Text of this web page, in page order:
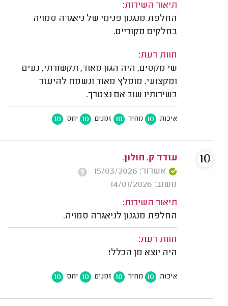
תיאור השירות:
החלפת מנגנון פנימי של ניאגרה סמויה
בחלקים מקוריים.
חוות דעת:
שי מקסים, היה הגון מאוד, תקשורתי, נעים
ומקצועי. מומלץ מאוד ונשמח להיעזר
בשירותיו שוב אם נצטרך.
איכות 10 מחיר 10 זמנים 10 יחס 10
עודד ק. חולון.
אשרור: 15/03/2026
משוב: 14/01/2026
תיאור השירות:
החלפת מנגנון לניאגרה סמויה.
חוות דעת:
היה יוצא מן הכלל!
איכות 10 מחיר 10 זמנים 10 יחס 10
10